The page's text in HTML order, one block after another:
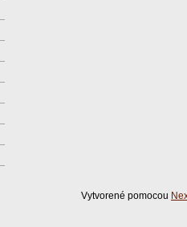
Vytvorené pomocou